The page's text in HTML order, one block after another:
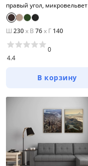
правый угол, микровельвет
Ш 230x В 76x Г 140
4.4
0
В корзину